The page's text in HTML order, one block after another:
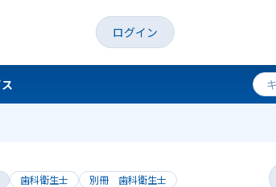
ログイン
歯科衛生士 別冊 歯科衛生士